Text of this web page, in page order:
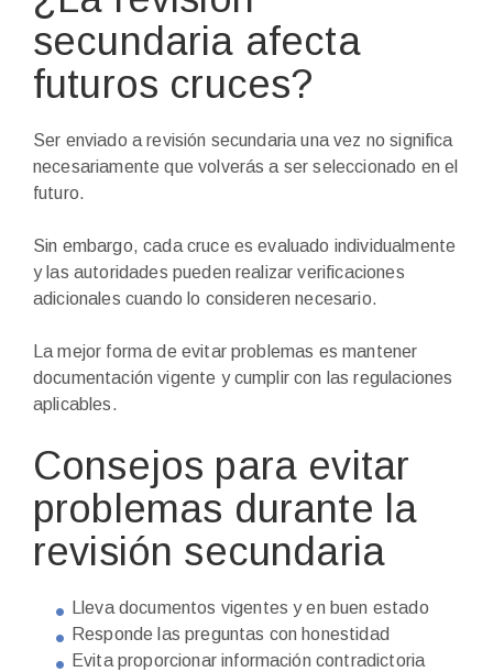
secundaria afecta
futuros cruces?
Ser enviado a revisión secundaria una vez no significa
necesariamente que volverás a ser seleccionado en el
futuro.
Sin embargo, cada cruce es evaluado individualmente
y las autoridades pueden realizar verificaciones
adicionales cuando lo consideren necesario.
La mejor forma de evitar problemas es mantener
documentación vigente y cumplir con las regulaciones
aplicables.
Consejos para evitar
problemas durante la
revisión secundaria
Lleva documentos vigentes y en buen estado
Responde las preguntas con honestidad
Evita proporcionar información contradictoria